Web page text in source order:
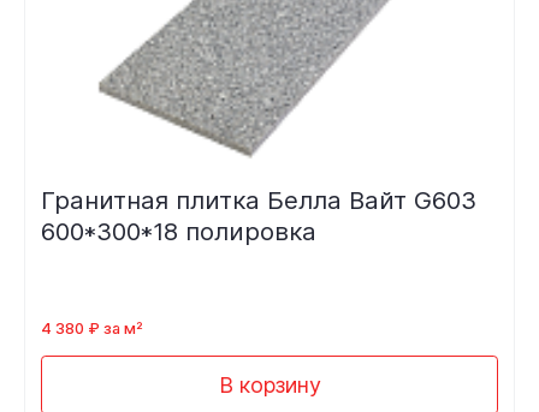
Гранитная плитка Белла Вайт G603
600*300*18 полировка
4 380 ₽ за м²
В корзину